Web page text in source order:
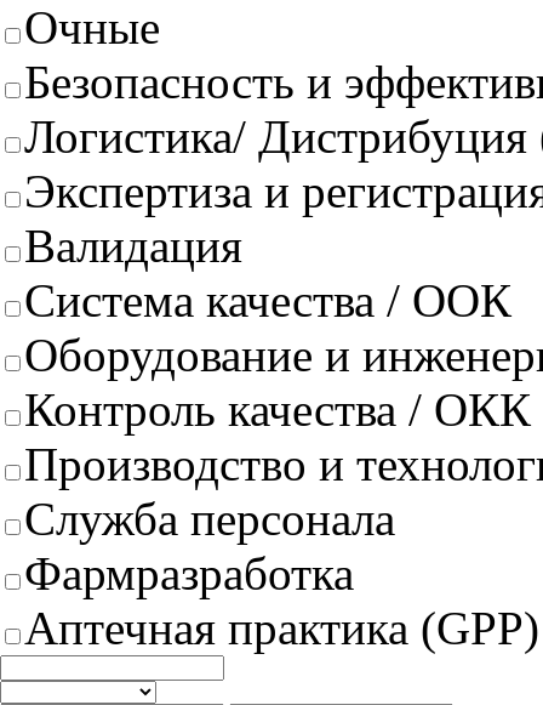
Очные
Безопасность и
Логистика/
Экспертиза и
Валидация
Система качества / ООК
Оборудование и
Контроль качества / ОКК
Производство и
Служба персонала
Фармразработка
Аптечная практика (GPP)